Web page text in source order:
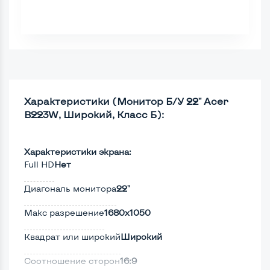
Характеристики (Монитор Б/У 22" Acer
B223W, Широкий, Класс Б):
Характеристики экрана:
Full HDНет
Диагональ монитора22"
Макс разрешение1680x1050
Квадрат или широкийШирокий
Соотношение сторон16:9